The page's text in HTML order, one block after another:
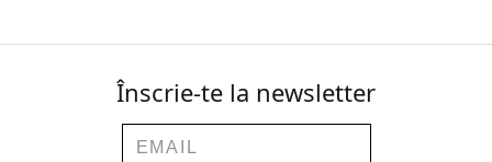
Înscrie-te la newsletter
Email